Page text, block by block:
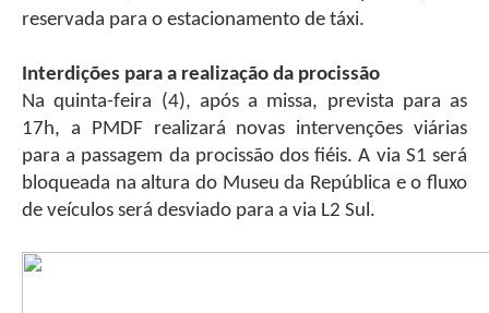
reservada para o estacionamento de táxi.
Interdições para a realização da procissão
Na quinta-feira (4), após a missa, prevista para as
17h, a PMDF realizará novas intervenções viárias
para a passagem da procissão dos fiéis. A via S1 será
bloqueada na altura do Museu da República e o fluxo
de veículos será desviado para a via L2 Sul.